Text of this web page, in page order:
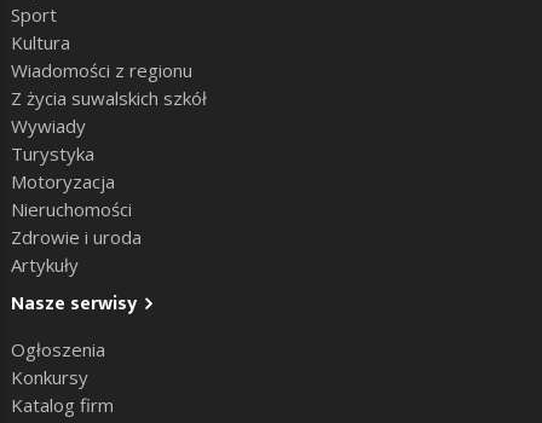
Sport
Kultura
Wiadomości z regionu
Z życia suwalskich szkół
Wywiady
Turystyka
Motoryzacja
Nieruchomości
Zdrowie i uroda
Artykuły
Nasze serwisy
Ogłoszenia
Konkursy
Katalog firm